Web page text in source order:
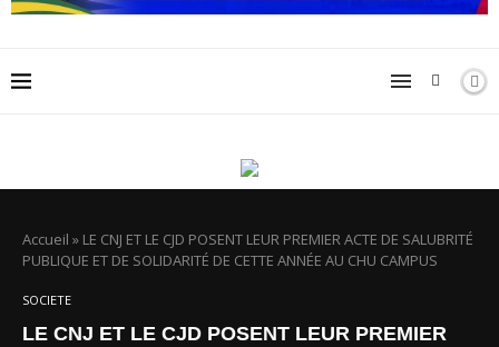
Accueil » LE CNJ ET LE CJD POSENT LEUR PREMIER ACTE DE SALUBRITÉ
PUBLIQUE ET DE SOLIDARITÉ DE CETTE ANNÉE AU CHU CAMPUS
SOCIETE
LE CNJ ET LE CJD POSENT LEUR PREMIER